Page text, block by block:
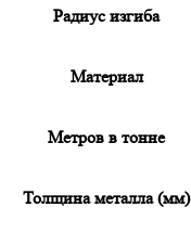
Радиус изгиба
Материал
Метров в тонне
Толщина металла (мм)